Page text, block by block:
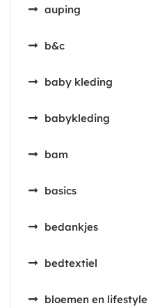
auping
b&c
baby kleding
babykleding
bam
basics
bedankjes
bedtextiel
bloemen en lifestyle